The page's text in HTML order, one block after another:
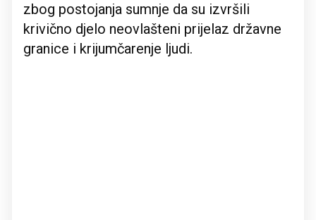
zbog postojanja sumnje da su izvršili
krivično djelo neovlašteni prijelaz državne
granice i krijumčarenje ljudi.